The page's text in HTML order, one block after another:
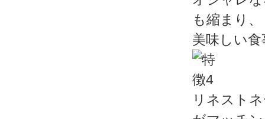
も縮まり、
美味しい
リネスト